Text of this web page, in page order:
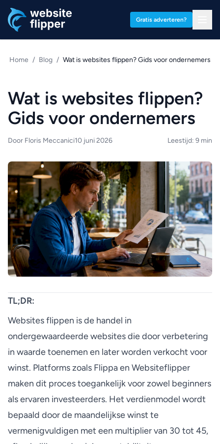
Gratis adverteren?
Home / Blog / Wat is websites flippen? Gids voor ondernemers
Wat is websites flippen?
Gids voor ondernemers
Door Floris Meccanici10 juni 2026 Leestijd: 9 min
TL;DR:
Websites flippen is de handel in
ondergewaardeerde websites die door verbetering
in waarde toenemen en later worden verkocht voor
winst. Platforms zoals Flippa en Websiteflipper
maken dit proces toegankelijk voor zowel beginners
als ervaren investeerders. Het verdienmodel wordt
bepaald door de maandelijkse winst te
vermenigvuldigen met een multiplier van 30 tot 45,